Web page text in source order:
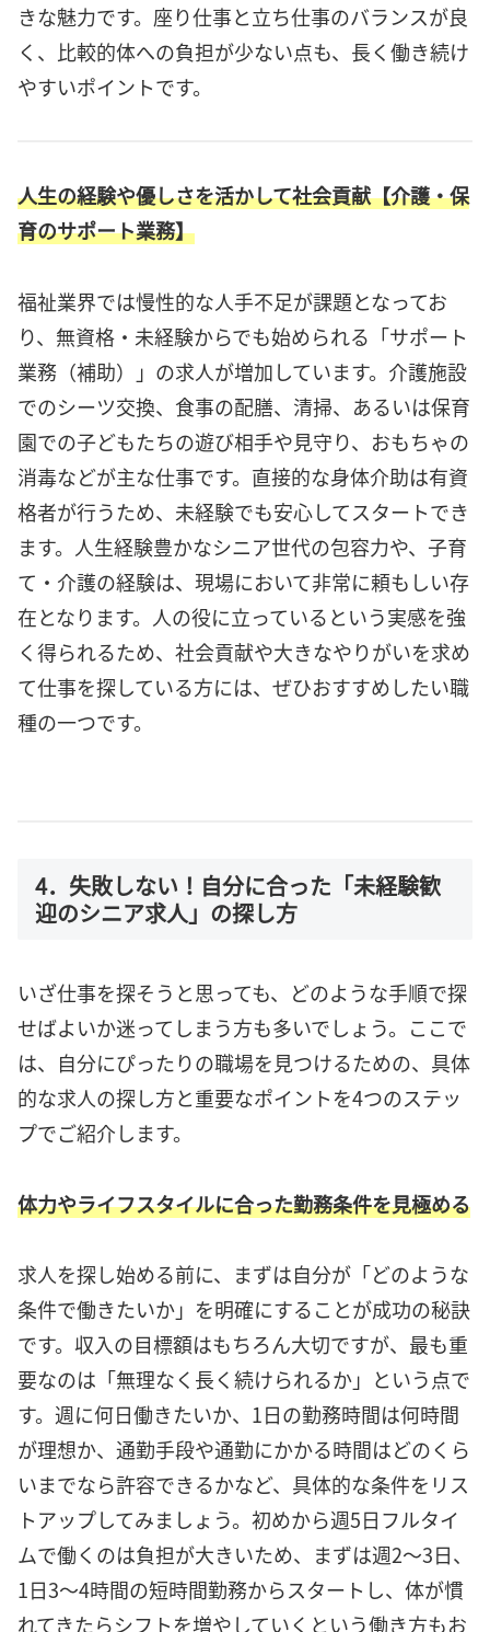
きな魅力です。座り仕事と立ち仕事のバランスが良
く、比較的体への負担が少ない点も、長く働き続け
やすいポイントです。
人生の経験や優しさを活かして社会貢献【介護・保
育のサポート業務】
福祉業界では慢性的な人手不足が課題となってお
り、無資格・未経験からでも始められる「サポート
業務（補助）」の求人が増加しています。介護施設
でのシーツ交換、食事の配膳、清掃、あるいは保育
園での子どもたちの遊び相手や見守り、おもちゃの
消毒などが主な仕事です。直接的な身体介助は有資
格者が行うため、未経験でも安心してスタートでき
ます。人生経験豊かなシニア世代の包容力や、子育
て・介護の経験は、現場において非常に頼もしい存
在となります。人の役に立っているという実感を強
く得られるため、社会貢献や大きなやりがいを求め
て仕事を探している方には、ぜひおすすめしたい職
種の一つです。
4．失敗しない！自分に合った「未経験歓
迎のシニア求人」の探し方
いざ仕事を探そうと思っても、どのような手順で探
せばよいか迷ってしまう方も多いでしょう。ここで
は、自分にぴったりの職場を見つけるための、具体
的な求人の探し方と重要なポイントを4つのステッ
プでご紹介します。
体力やライフスタイルに合った勤務条件を見極める
求人を探し始める前に、まずは自分が「どのような
条件で働きたいか」を明確にすることが成功の秘訣
です。収入の目標額はもちろん大切ですが、最も重
要なのは「無理なく長く続けられるか」という点で
す。週に何日働きたいか、1日の勤務時間は何時間
が理想か、通勤手段や通勤にかかる時間はどのくら
いまでなら許容できるかなど、具体的な条件をリス
トアップしてみましょう。初めから週5日フルタイ
ムで働くのは負担が大きいため、まずは週2〜3日、
1日3〜4時間の短時間勤務からスタートし、体が慣
れてきたらシフトを増やしていくという働き方もお